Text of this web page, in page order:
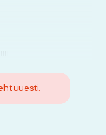
uuesti.